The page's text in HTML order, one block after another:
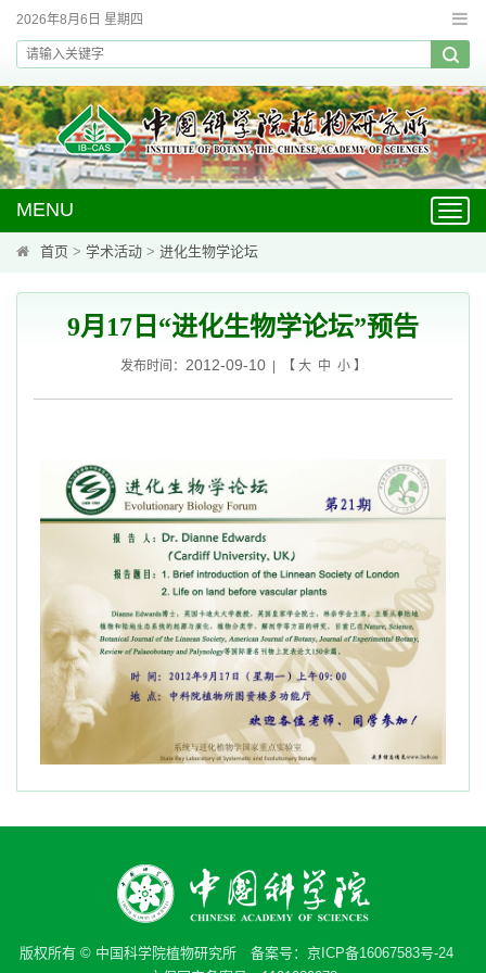
2026年8月6日 星期四
MENU
首页 > 学术活动 > 进化生物学论坛
9月17日“进化生物学论坛”预告
发布时间： 2012-09-10| 【 大 中 小】
版权所有 © 中国科学院植物研究所 备案号： 京ICP备16067583号-24